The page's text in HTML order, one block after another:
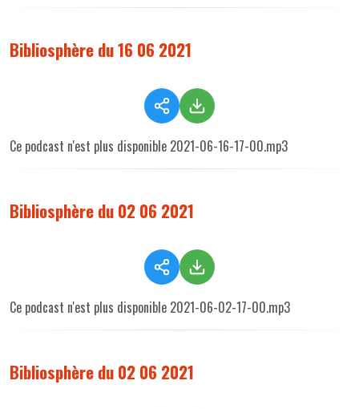
Bibliosphère du 16 06 2021
Ce podcast n'est plus disponible 2021-06-16-17-00.mp3
Bibliosphère du 02 06 2021
Ce podcast n'est plus disponible 2021-06-02-17-00.mp3
Bibliosphère du 02 06 2021